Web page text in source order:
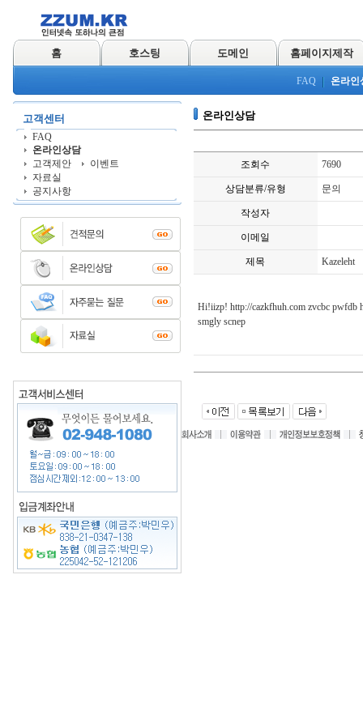
홈 호스팅 도메인 홈페이지제작
FAQ 온라인
고객센터
FAQ
온라인상담
고객제안
이벤트
자료실
공지사항
온라인상담
조회수 7690
상담분류/유형 문의
작성자
이메일
제목 Kazeleht
Hi!iizp! http://cazkfhuh.com zvcbc pwfdb
smgly scnep